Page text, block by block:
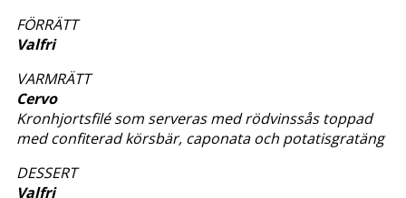
FÖRRÄTT
Valfri
VARMRÄTT
Cervo
Kronhjortsfilé som serveras med rödvinssås toppad
med confiterad körsbär, caponata och potatisgratäng
DESSERT
Valfri